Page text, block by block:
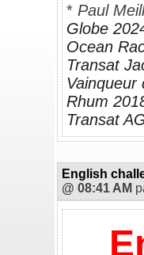
* Paul
Globe
Ocean
Transat
Vainqueur
Rhum
Transat
English
@ 08:41 AM